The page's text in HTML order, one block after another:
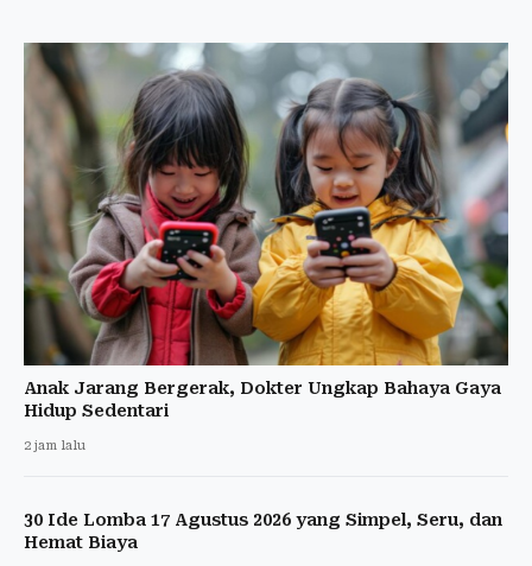
Anak Jarang Bergerak, Dokter Ungkap Bahaya Gaya
Hidup Sedentari
2 jam lalu
30 Ide Lomba 17 Agustus 2026 yang Simpel, Seru, dan
Hemat Biaya